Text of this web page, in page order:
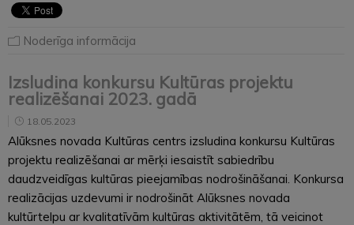
Noderīga informācija
Izsludina konkursu Kultūras projektu
realizēšanai 2023. gadā
18.05.2023
Alūksnes novada Kultūras centrs izsludina konkursu Kultūras
projektu realizēšanai ar mērķi iesaistīt sabiedrību
daudzveidīgas kultūras pieejamības nodrošināšanai. Konkursa
realizācijas uzdevumi ir nodrošināt Alūksnes novada
kultūrtelpu ar kvalitatīvām kultūras aktivitātēm, tā veicinot